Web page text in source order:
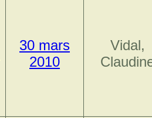
30 mars
2010
Vidal,